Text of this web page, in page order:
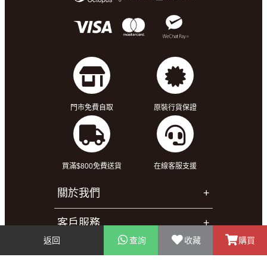
返回 查詢 收藏 購買
門市免費自取 原裝行貨保證
買滿$800免費送貨 在線客服支援
關於我們
客戶服務
幫助